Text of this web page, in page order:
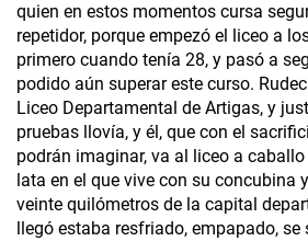
quien en estos momentos cursa
repetidor, porque empezó el liceo a
primero cuando tenía 28, y pasó a
podido aún superar este curso.
Liceo Departamental de Artigas, y
pruebas llovía, y él, que con el
podrán imaginar, va al liceo a
lata en el que vive con su concubina
veinte quilómetros de la capital
llegó estaba resfriado, empapado,